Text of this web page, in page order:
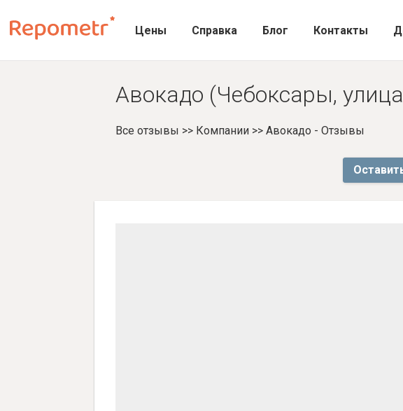
Цены Справка Блог Контакты
Авокадо (Чебоксары,
Все отзывы >> Компании>> Авокадо - Отзывы